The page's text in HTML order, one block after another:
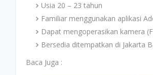
Usia 20 – 23 tahun
Familiar menggunakan aplikasi
Dapat mengoperasikan kamera
Bersedia ditempatkan di Jakarta
Baca Juga :